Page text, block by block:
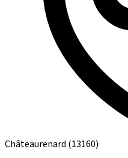
Châteaurenard (13160)